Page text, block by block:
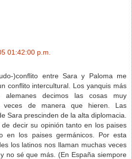
01:42:00 p.m.
)conflito entre Sara y Paloma me
conflito intercultural. Los yanquis más
alemanes decimos las cosas muy
veces de manera que hieren. Las
Sara prescinden de la alta diplomacia.
decir su opinión tanto en los paises
en los paises germánicos. Por esta
los latinos nos llaman muchas veces
no sé que más. (En España siempore